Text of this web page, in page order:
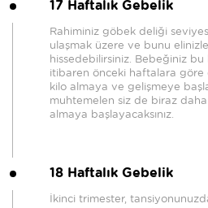
17 Haftalık Gebelik
Rahiminiz göbek deliği
ulaşmak üzere ve bunu elinizle
hissedebilirsiniz. Bebeğiniz
itibaren önceki haftalara göre
kilo almaya ve gelişmeye
muhtemelen siz de biraz daha
almaya başlayacaksınız.
18 Haftalık Gebelik
İkinci trimester,